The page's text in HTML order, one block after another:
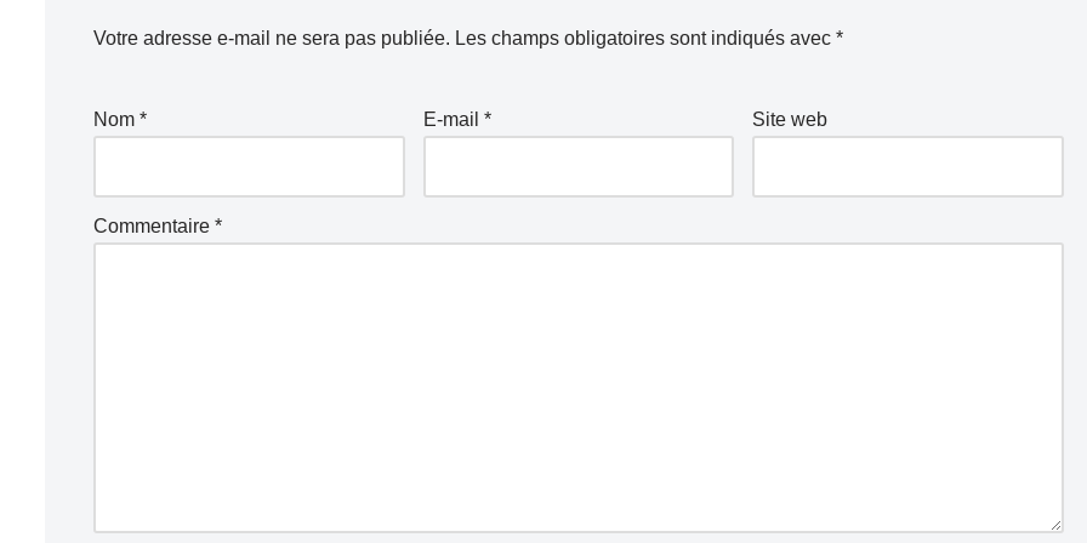
Votre adresse e-mail ne sera pas publiée. Les champs obligatoires sont indiqués avec *
Nom * E-mail * Site web
Commentaire *